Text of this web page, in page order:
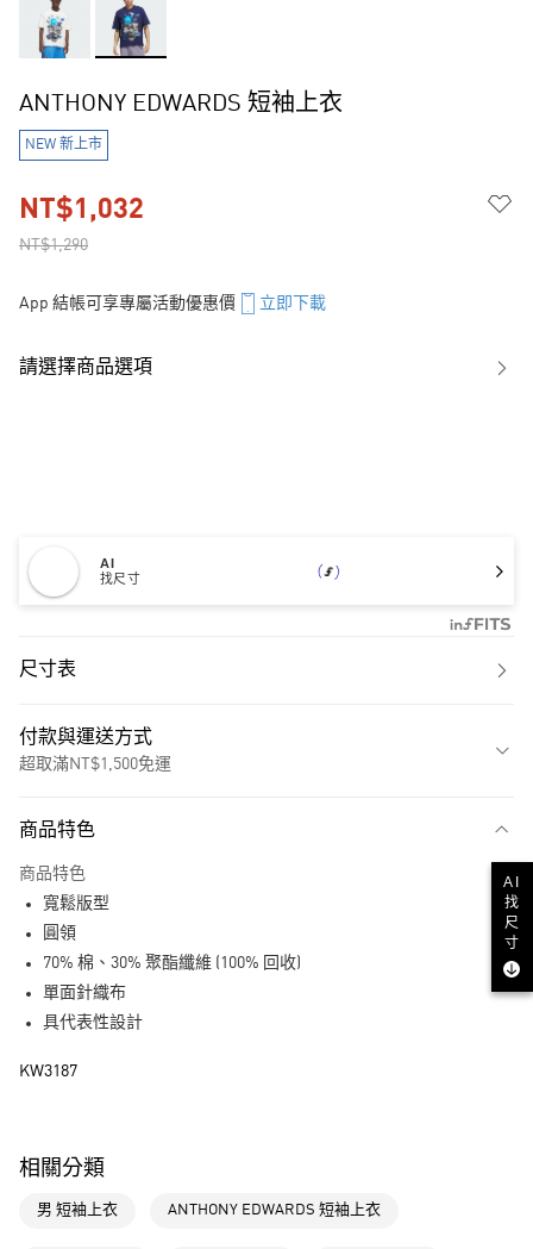
ANTHONY EDWARDS 短袖上衣
NEW 新上市
NT$1,290
NT$1,032
App 結帳可享專屬活動優惠價 立即下載
請選擇商品選項
AI
找尺寸
尺寸表
付款與運送方式
超取滿NT$1,500免運
LINE Pay
全家取貨付款
付款後全家取貨
商品特色
商品特色
寬鬆版型
圓領
70% 棉、30% 聚酯纖維 (100% 回收)
單面針織布
具代表性設計
KW3187
相關分類
男 短袖上衣 ANTHONY EDWARDS 短袖上衣
AI
找
尺
寸